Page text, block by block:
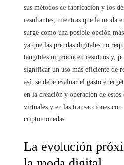
sus métodos de fabricación y los
resultantes, mientras que la moda
surge como una posible opción
ya que las prendas digitales no
tangibles ni producen residuos y,
significar un uso más eficiente de
así, se debe evaluar el gasto
en la creación y operación de estos
virtuales y en las transacciones con
criptomonedas.
La evolución